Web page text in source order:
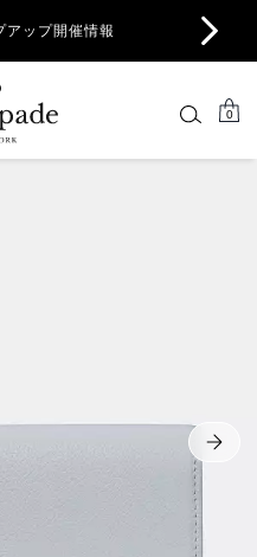
アップ開催情報
0